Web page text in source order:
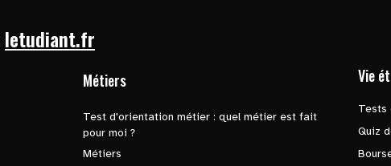
letudiant.fr
Métiers
Test d'orientation métier : quel métier est fait
pour moi ?
Métiers
Vie
Tests
Quiz